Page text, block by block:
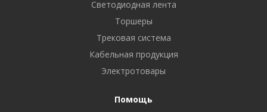
Светодиодная лента
Торшеры
Трековая система
Кабельная продукция
Электротовары
Помощь